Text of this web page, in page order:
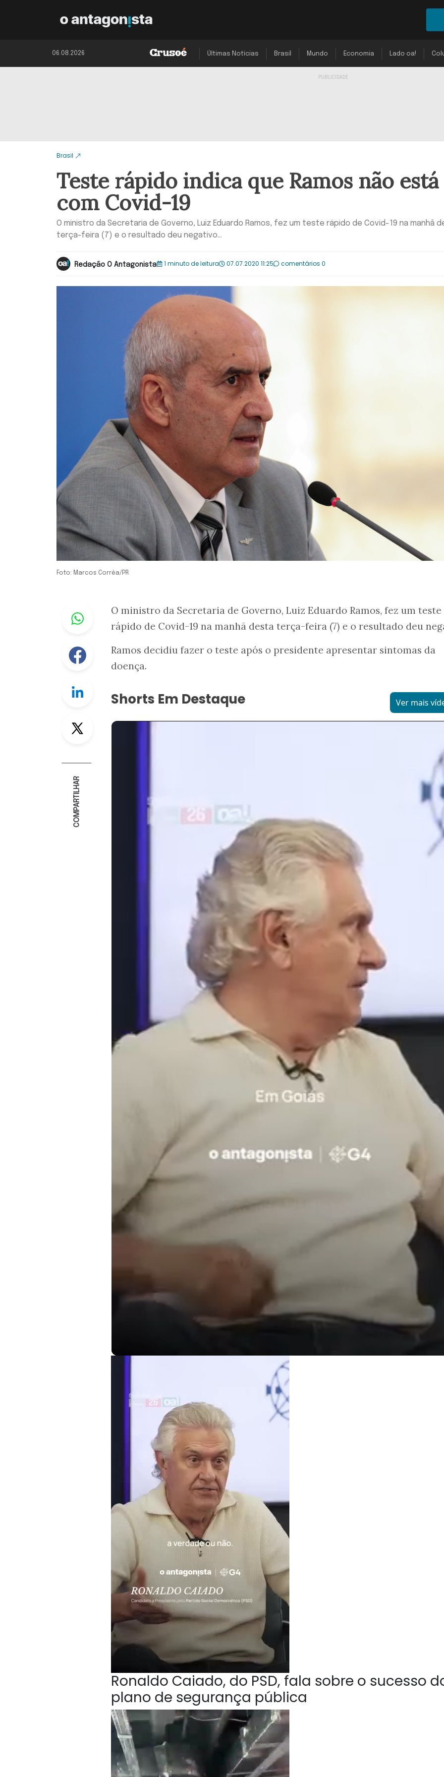
06.08.2026 Últimas Notícias Brasil Mundo Economia Lado oa!
Brasil
Teste rápido indica que Ramos não está
com Covid-19
O ministro da Secretaria de Governo, Luiz Eduardo Ramos, fez um teste rápido de Covid-19 na manhã
terça-feira (7) e o resultado deu negativo...
Redação O Antagonista 1 minuto de leitura 07.07.2020 11:25 comentários 0
Foto: Marcos Corrêa/PR
Whastapp
Facebook
Twitter
COMPARTILHAR
O ministro da Secretaria de Governo, Luiz Eduardo Ramos, fez um teste
rápido de Covid-19 na manhã desta terça-feira (7) e o resultado deu
Ramos decidiu fazer o teste após o presidente apresentar sintomas da
doença.
Shorts Em Destaque Ver mais
Ronaldo Caiado, do PSD, fala sobre o sucesso
plano de segurança pública